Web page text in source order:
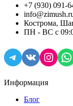
+7 (930) 091-
Кострома,
ПН - ВС с
Telegram
VK
Информация
Блог